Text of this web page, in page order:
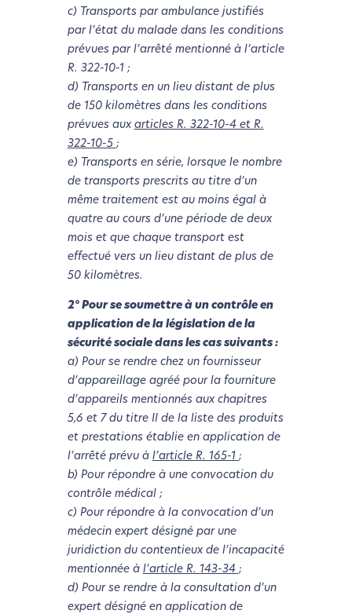
c) Transports par ambulance justifiés
par l’état du malade dans les conditions
prévues par l’arrêté mentionné à l’article
R. 322-10-1 ;
d) Transports en un lieu distant de plus
de 150 kilomètres dans les conditions
prévues aux articles R. 322-10-4 et R.
322-10-5 ;
e) Transports en série, lorsque le nombre
de transports prescrits au titre d’un
même traitement est au moins égal à
quatre au cours d’une période de deux
mois et que chaque transport est
effectué vers un lieu distant de plus de
50 kilomètres.
2° Pour se soumettre à un contrôle en
application de la législation de la
sécurité sociale dans les cas suivants :
a) Pour se rendre chez un fournisseur
d’appareillage agréé pour la fourniture
d’appareils mentionnés aux chapitres
5,6 et 7 du titre II de la liste des produits
et prestations établie en application de
l’arrêté prévu à l’article R. 165-1 ;
b) Pour répondre à une convocation du
contrôle médical ;
c) Pour répondre à la convocation d’un
médecin expert désigné par une
juridiction du contentieux de l’incapacité
mentionnée à l’article R. 143-34 ;
d) Pour se rendre à la consultation d’un
expert désigné en application de